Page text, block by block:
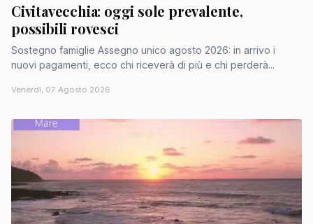
Civitavecchia: oggi sole prevalente,
possibili rovesci
Sostegno famiglie Assegno unico agosto 2026: in arrivo i
nuovi pagamenti, ecco chi riceverà di più e chi perderà...
Venerdì, 07 Agosto 2026